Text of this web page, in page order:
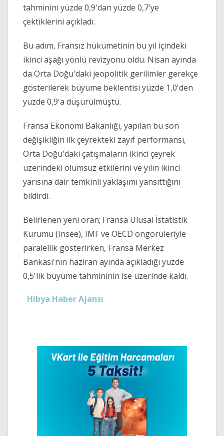
tahminini yüzde 0,9'dan yüzde 0,7'ye
çektiklerini açıkladı.
Bu adım, Fransız hükümetinin bu yıl içindeki
ikinci aşağı yönlü revizyonu oldu. Nisan ayında
da Orta Doğu'daki jeopolitik gerilimler gerekçe
gösterilerek büyüme beklentisi yüzde 1,0'den
yüzde 0,9'a düşürülmüştü.
Fransa Ekonomi Bakanlığı, yapılan bu son
değişikliğin ilk çeyrekteki zayıf performansı,
Orta Doğu'daki çatışmaların ikinci çeyrek
üzerindeki olumsuz etkilerini ve yılın ikinci
yarısına dair temkinli yaklaşımı yansıttığını
bildirdi.
Belirlenen yeni oran; Fransa Ulusal İstatistik
Kurumu (Insee), IMF ve OECD öngörüleriyle
paralellik gösterirken, Fransa Merkez
Bankası'nın haziran ayında açıkladığı yüzde
0,5'lik büyüme tahmininin ise üzerinde kaldı.
Hibya Haber Ajansı